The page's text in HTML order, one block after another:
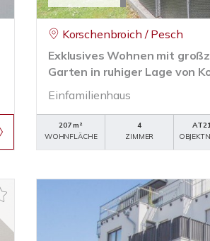
Korschenbroich / Pesch
Exklusives Wohnen mit
Garten in ruhiger Lage von
Einfamilienhaus
207 m²
WOHNFLÄCHE
4
ZIMMER